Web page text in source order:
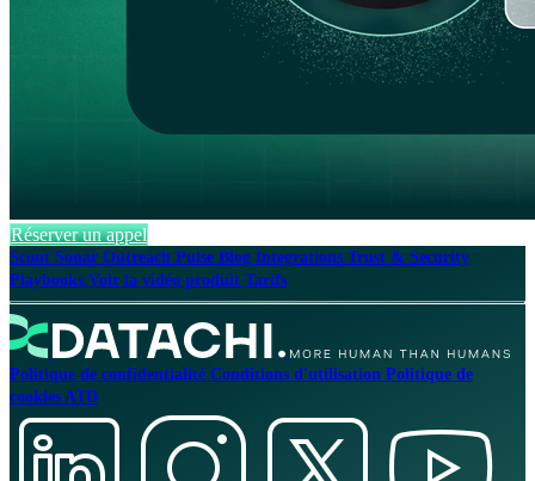
Réserver un appel
Scout Sonar Outreach Pulse Blog Integrations Trust & Security
Playbooks Voir la vidéo produit Tarifs
Politique de confidentialité Conditions d'utilisation Politique de
cookies ATD